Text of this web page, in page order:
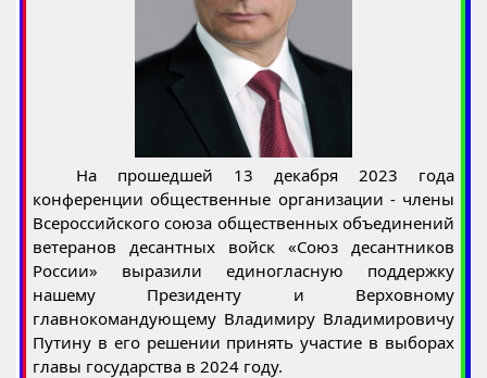
На прошедшей 13 декабря 2023 года
конференции общественные организации - члены
Всероссийского союза общественных объединений
ветеранов десантных войск «Союз десантников
России» выразили единогласную поддержку
нашему Президенту и Верховному
главнокомандующему Владимиру Владимировичу
Путину в его решении принять участие в выборах
главы государства в 2024 году.